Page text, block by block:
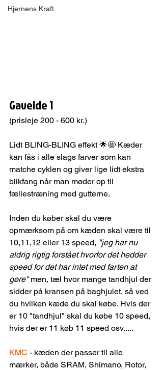
Hjernens Kraft
Gaveide 1
(prisleje 200 - 600 kr.)
Lidt BLING-BLING effekt 🌟🤩 Kæder
kan fås i alle slags farver som kan
matche cyklen og giver lige lidt ekstra
blikfang når man møder op til
fællestræning med gutterne.
Inden du køber skal du være
opmærksom på om kæden skal være til
10,11,12 eller 13 speed, "jeg har nu
aldrig rigtig forstået hvorfor det hedder
speed for det har intet med farten at
gøre" men, tæl hvor mange tandhjul der
sidder på kransen på baghjulet, så ved
du hvilken kæde du skal købe. Hvis der
er 10 "tandhjul" skal du købe 10 speed,
hvis der er 11 køb 11 speed osv.....
KMC - kæden der passer til alle
mærker, både SRAM, Shimano, Rotor,